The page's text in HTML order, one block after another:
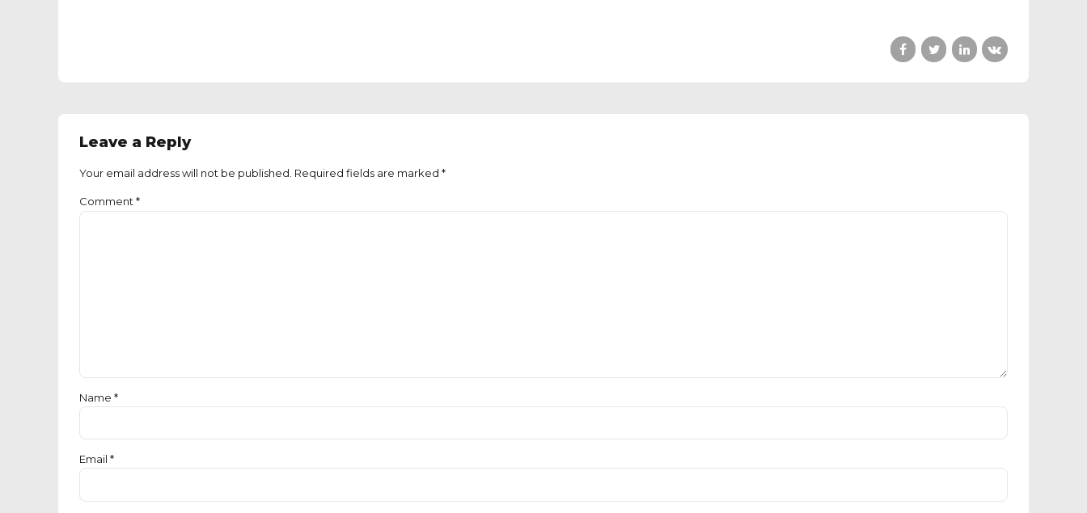
Leave a Reply
Your email address will not be published. Required fields are marked *
Comment *
Name *
Email *